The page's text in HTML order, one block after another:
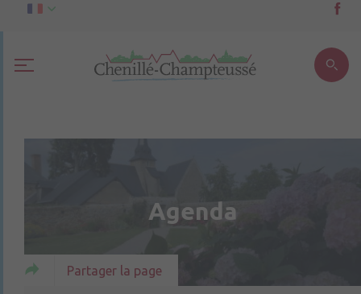
Agenda
Partager la page